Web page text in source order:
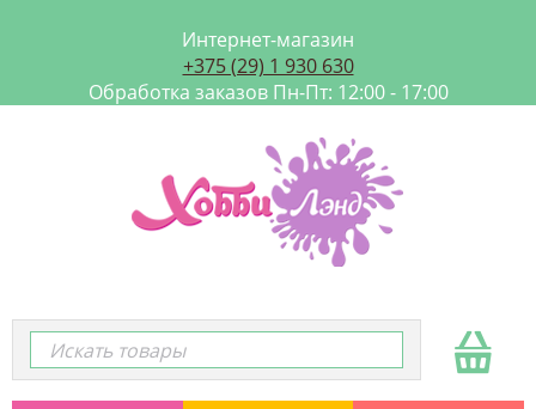
Интернет-магазин
+375 (29) 1 930 630
Обработка заказов Пн-Пт: 12:00 - 17:00